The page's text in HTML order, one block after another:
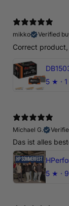
mikko
Verified
Correct
5 ★ ·
Michael G.
Das ist alles
5 ★ ·